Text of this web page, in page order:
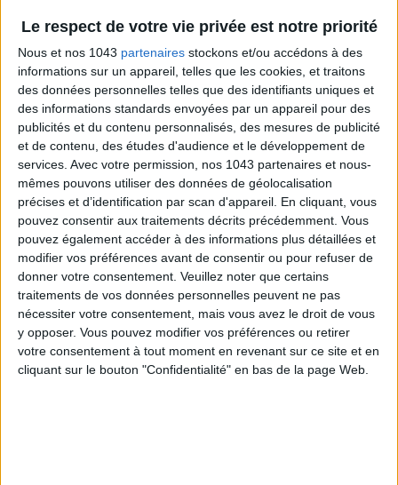
Le respect de votre vie privée est notre priorité
Nous et nos 1043 partenaires stockons et/ou accédons à des
informations sur un appareil, telles que les cookies, et traitons
des données personnelles telles que des identifiants uniques et
des informations standards envoyées par un appareil pour des
publicités et du contenu personnalisés, des mesures de publicité
et de contenu, des études d'audience et le développement de
services. Avec votre permission, nos 1043 partenaires et nous-
mêmes pouvons utiliser des données de géolocalisation
précises et d’identification par scan d'appareil. En cliquant, vous
pouvez consentir aux traitements décrits précédemment. Vous
pouvez également accéder à des informations plus détaillées et
modifier vos préférences avant de consentir ou pour refuser de
donner votre consentement. Veuillez noter que certains
traitements de vos données personnelles peuvent ne pas
nécessiter votre consentement, mais vous avez le droit de vous
y opposer. Vous pouvez modifier vos préférences ou retirer
votre consentement à tout moment en revenant sur ce site et en
cliquant sur le bouton "Confidentialité" en bas de la page Web.
SPF 50 SUNSCREENS YOU'LL ACTUALLY WANT TO SLATHER ON